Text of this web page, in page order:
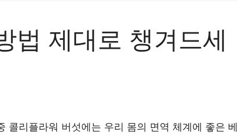
법 제대로 챙겨드세
콜리플라워 버섯에는 우리 몸의 면역 체계에 좋은 베